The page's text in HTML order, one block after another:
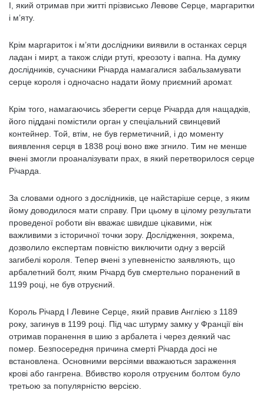
I, який отримав при житті прізвисько Левове Серце, маргаритки
і м’яту.
Крім маргариток і м’яти дослідники виявили в останках серця
ладан і мирт, а також сліди ртуті, креозоту і вапна. На думку
дослідників, сучасники Річарда намагалися забальзамувати
серце короля і одночасно надати йому приємний аромат.
Крім того, намагаючись зберегти серце Річарда для нащадків,
його піддані помістили орган у спеціальний свинцевий
контейнер. Той, втім, не був герметичний, і до моменту
виявлення серця в 1838 році воно вже згнило. Тим не менше
вчені змогли проаналізувати прах, в який перетворилося серце
Річарда.
За словами одного з дослідників, це найстаріше серце, з яким
йому доводилося мати справу. При цьому в цілому результати
проведеної роботи він вважає швидше цікавими, ніж
важливими з історичної точки зору. Дослідження, зокрема,
дозволило експертам повністю виключити одну з версій
загибелі короля. Тепер вчені з упевненістю заявляють, що
арбалетний болт, яким Річард був смертельно поранений в
1199 році, не був отруєний.
Король Річард I Левине Серце, який правив Англією з 1189
року, загинув в 1199 році. Під час штурму замку у Франції він
отримав поранення в шию з арбалета і через деякий час
помер. Безпосередня причина смерті Річарда досі не
встановлена. Основними версіями вважаються зараження
крові або гангрена. Вбивство короля отруєним болтом було
третьою за популярністю версією.